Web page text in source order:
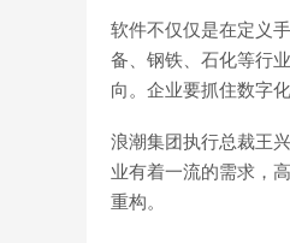
软件不仅仅是在定义
备、钢铁、石化等行
向。企业要抓住数字
浪潮集团执行总裁王
业有着一流的需求，
重构。